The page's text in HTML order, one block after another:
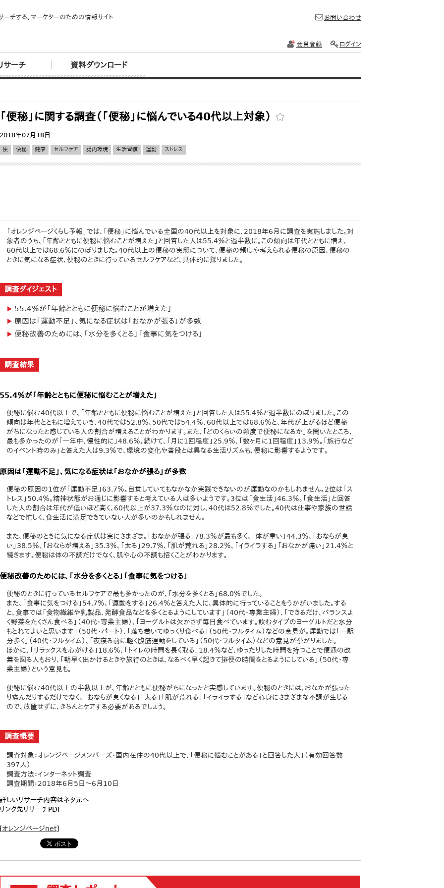
ーチする。マーケターのための情報サイト
サーチ 資料ダウンロード
お問い合わせ
会員登録 ログイン
「便秘」に関する調査（「便秘」に悩んでいる40代以上対象）
2018年07月18日
便 便秘 健康 セルフケア 腸内環境 生活習慣 運動 ストレス
「オレンジページくらし予報」では、「便秘」に悩んでいる全国の40代以上を対象に、2018年6月に調査を実施しました。対
象者のうち、「年齢とともに便秘に悩むことが増えた」と回答した人は55.4％と過半数に。この傾向は年代とともに増え、
60代以上では68.6％にのぼりました。40代以上の便秘の実態について、便秘の頻度や考えられる便秘の原因、便秘の
ときに気になる症状、便秘のときに行っているセルフケアなど、具体的に探りました。
調査ダイジェスト
55.4％が「年齢とともに便秘に悩むことが増えた」
原因は「運動不足」、気になる症状は「おなかが張る」が多数
便秘改善のためには、「水分を多くとる」「食事に気をつける」
調査結果
55.4％が「年齢とともに便秘に悩むことが増えた」
便秘に悩む40代以上で、「年齢とともに便秘に悩むことが増えた」と回答した人は55.4％と過半数にのぼりました。この
傾向は年代とともに増えていき、40代では52.8％、50代では54.4％、60代以上では68.6％と、年代が上がるほど便秘
がちになったと感じている人の割合が増えることがわかります。また、「どのくらいの頻度で便秘になるか」を聞いたところ、
最も多かったのが「一年中、慢性的に」48.6％。続けて、「月に1回程度」25.9％、「数ヶ月に1回程度」13.9％。「旅行など
のイベント時のみ」と答えた人は9.3％で、環境の変化や普段とは異なる生活リズムも、便秘に影響するようです。
原因は「運動不足」、気になる症状は「おなかが張る」が多数
便秘の原因の1位が「運動不足」63.7％。自覚していてもなかなか実践できないのが運動なのかもしれません。2位は「ス
トレス」50.4％。精神状態がお通じに影響すると考えている人は多いようです。3位は「食生活」46.3％。「食生活」と回答
した人の割合は年代が低いほど高く、60代以上が37.3％なのに対し、40代は52.8％でした。40代は仕事や家族の世話
などで忙しく、食生活に満足できていない人が多いのかもしれません。
また、便秘のときに気になる症状は実にさまざま。「おなかが張る」78.3％が最も多く、「体が重い」44.3％、「おならが臭
い」38.5％、「おならが増える」35.3％、「太る」29.7％、「肌が荒れる」28.2％、「イライラする」「おなかが痛い」21.4％と
続きます。便秘は体の不調だけでなく、肌や心の不調も招くことがわかります。
便秘改善のためには、「水分を多くとる」「食事に気をつける」
便秘のときに行っているセルフケアで最も多かったのが、「水分を多くとる」68.0％でした。
また、「食事に気をつける」54.7％、「運動をする」26.4％と答えた人に、具体的に行っていることをうかがいました。する
と、食事では「食物繊維や乳製品、発酵食品などを多くとるようにしています」（40代・専業主婦）、「できるだけ、バランスよ
く野菜をたくさん食べる」（40代・専業主婦）、「ヨーグルトは欠かさず毎日食べています。飲むタイプのヨーグルトだと水分
もとれてよいと思います」（50代・パート）、「落ち着いてゆっくり食べる」（50代・フルタイム）などの意見が。運動では「一駅
分歩く」（40代・フルタイム）、「夜寝る前に軽く腹筋運動をしている」（50代・フルタイム）などの意見が挙がりました。
ほかに、「リラックスを心がける」18.6％、「トイレの時間を長く取る」18.4％など、ゆったりした時間を持つことで便通の改
善を図る人もおり、「朝早く出かけるときや旅行のときは、なるべく早く起きて排便の時間をとるようにしている」（50代・専
業主婦）という意見も。
便秘に悩む40代以上の半数以上が、年齢とともに便秘がちになったと実感しています。便秘のときには、おなかが張った
り痛んだりするだけでなく、「おならが臭くなる」「太る」「肌が荒れる」「イライラする」など心身にさまざまな不調が生じる
ので、放置せずに、きちんとケアする必要があるでしょう。
調査概要
調査対象：オレンジページメンバーズ・国内在住の40代以上で、「便秘に悩むことがある」と回答した人」（有効回答数
397人）
調査方法：インターネット調査
調査期間：2018年6月5日〜6月10日
詳しいリサーチ内容はネタ元へ
リンク先リサーチPDF
[オレンジページnet]